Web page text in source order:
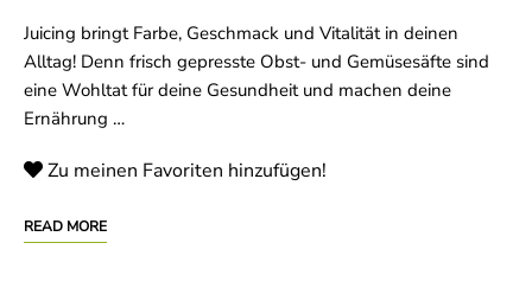
Juicing bringt Farbe, Geschmack und Vitalität in deinen
Alltag! Denn frisch gepresste Obst- und Gemüsesäfte sind
eine Wohltat für deine Gesundheit und machen deine
Ernährung …
Zu meinen Favoriten hinzufügen!
READ MORE